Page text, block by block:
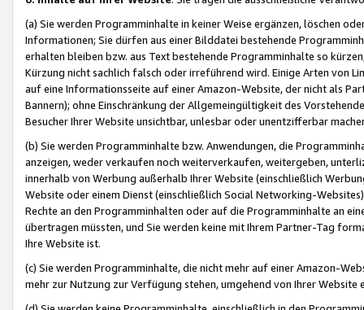
(a) Sie werden Programminhalte in keiner Weise ergänzen, löschen
Informationen; Sie dürfen aus einer Bilddatei bestehende
erhalten bleiben bzw. aus Text bestehende Programminhalte so
Kürzung nicht sachlich falsch oder irreführend wird. Einige Arten von
auf eine Informationsseite auf einer Amazon-Website, der nicht als
Bannern); ohne Einschränkung der Allgemeingültigkeit des
Besucher Ihrer Website unsichtbar, unlesbar oder unentzifferbar
(b) Sie werden Programminhalte bzw. Anwendungen, die
anzeigen, weder verkaufen noch weiterverkaufen, weitergeben,
innerhalb von Werbung außerhalb Ihrer Website (einschließlich
Website oder einem Dienst (einschließlich Social Networking-
Rechte an den Programminhalten oder auf die Programminhalte an
übertragen müssten, und Sie werden keine mit Ihrem Partner-Tag
Ihre Website ist.
(c) Sie werden Programminhalte, die nicht mehr auf einer Amazon-
mehr zur Nutzung zur Verfügung stehen, umgehend von Ihrer